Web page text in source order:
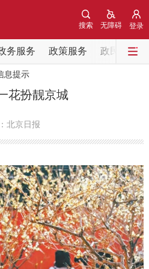
登录
无障碍
搜索
务服务 政策服务 政民互动
务院信息
构职能 政策服务
策解读 回应关切
息提示
花扮靓京城
北京日报